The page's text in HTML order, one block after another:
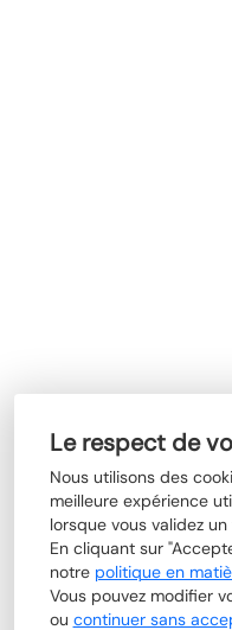
Le respect de
Nous utilisons des
meilleure expérience
lorsque vous validez un
En cliquant sur
notre politique en
Vous pouvez modifier
ou continuer sans